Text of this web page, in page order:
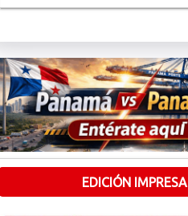
EDICIÓN IMPRESA